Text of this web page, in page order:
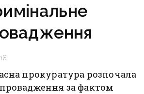
прокуратура розпочала
за фактом